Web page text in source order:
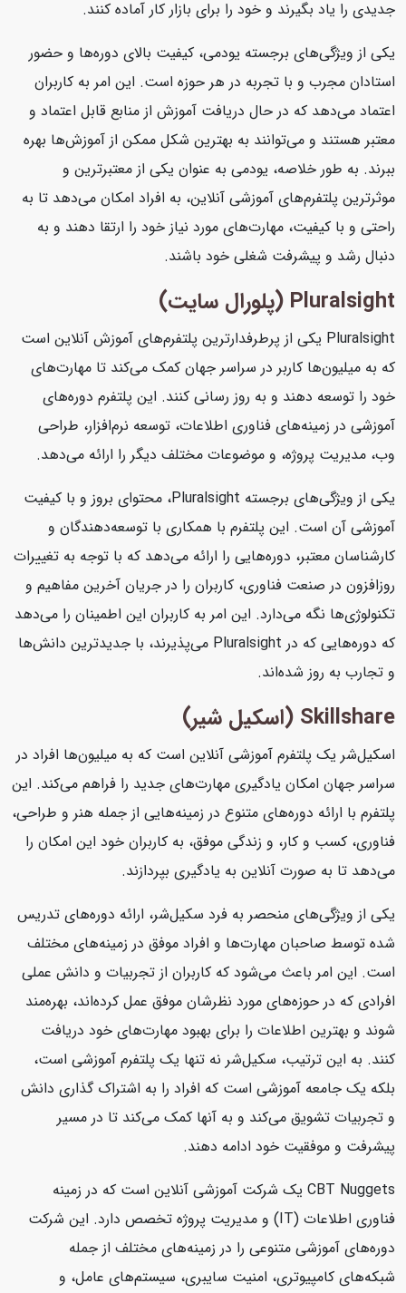
جدیدی را یاد بگیرند و خود را برای بازار کار آماده کنند.
یکی از ویژگی‌های برجسته یودمی، کیفیت بالای دوره‌ها و حضور
استادان مجرب و با تجربه در هر حوزه است. این امر به کاربران
اعتماد می‌دهد که در حال دریافت آموزش از منابع قابل اعتماد و
معتبر هستند و می‌توانند به بهترین شکل ممکن از آموزش‌ها بهره
ببرند. به طور خلاصه، یودمی به عنوان یکی از معتبرترین و
موثرترین پلتفرم‌های آموزشی آنلاین، به افراد امکان می‌دهد تا به
راحتی و با کیفیت، مهارت‌های مورد نیاز خود را ارتقا دهند و به
دنبال رشد و پیشرفت شغلی خود باشند.
Pluralsight (پلورال سایت)
Pluralsight یکی از پرطرفدارترین پلتفرم‌های آموزش آنلاین است
که به میلیون‌ها کاربر در سراسر جهان کمک می‌کند تا مهارت‌های
خود را توسعه دهند و به روز رسانی کنند. این پلتفرم دوره‌های
آموزشی در زمینه‌های فناوری اطلاعات، توسعه نرم‌افزار، طراحی
وب، مدیریت پروژه، و موضوعات مختلف دیگر را ارائه می‌دهد.
یکی از ویژگی‌های برجسته Pluralsight، محتوای بروز و با کیفیت
آموزشی آن است. این پلتفرم با همکاری با توسعه‌دهندگان و
کارشناسان معتبر، دوره‌هایی را ارائه می‌دهد که با توجه به تغییرات
روزافزون در صنعت فناوری، کاربران را در جریان آخرین مفاهیم و
تکنولوژی‌ها نگه می‌دارد. این امر به کاربران این اطمینان را می‌دهد
که دوره‌هایی که در Pluralsight می‌پذیرند، با جدیدترین دانش‌ها
و تجارب به روز شده‌اند.
Skillshare (اسکیل شیر)
اسکیل‌شر یک پلتفرم آموزشی آنلاین است که به میلیون‌ها افراد در
سراسر جهان امکان یادگیری مهارت‌های جدید را فراهم می‌کند. این
پلتفرم با ارائه دوره‌های متنوع در زمینه‌هایی از جمله هنر و طراحی،
فناوری، کسب و کار، و زندگی موفق، به کاربران خود این امکان را
می‌دهد تا به صورت آنلاین به یادگیری بپردازند.
یکی از ویژگی‌های منحصر به فرد سکیل‌شر، ارائه دوره‌های تدریس
شده توسط صاحبان مهارت‌ها و افراد موفق در زمینه‌های مختلف
است. این امر باعث می‌شود که کاربران از تجربیات و دانش عملی
افرادی که در حوزه‌های مورد نظرشان موفق عمل کرده‌اند، بهره‌مند
شوند و بهترین اطلاعات را برای بهبود مهارت‌های خود دریافت
کنند. به این ترتیب، سکیل‌شر نه تنها یک پلتفرم آموزشی است،
بلکه یک جامعه آموزشی است که افراد را به اشتراک گذاری دانش
و تجربیات تشویق می‌کند و به آنها کمک می‌کند تا در مسیر
پیشرفت و موفقیت خود ادامه دهند.
CBT Nuggets یک شرکت آموزشی آنلاین است که در زمینه
فناوری اطلاعات (IT) و مدیریت پروژه تخصص دارد. این شرکت
دوره‌های آموزشی متنوعی را در زمینه‌های مختلف از جمله
شبکه‌های کامپیوتری، امنیت سایبری، سیستم‌های عامل، و